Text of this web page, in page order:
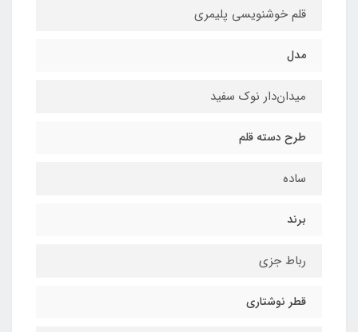
قلم خوشنویسی پلیمری
مدل
میدان‌دار نوک سفید
طرح دسته قلم
ساده
برند
رباط‌ جزی
قطر نوشتاری